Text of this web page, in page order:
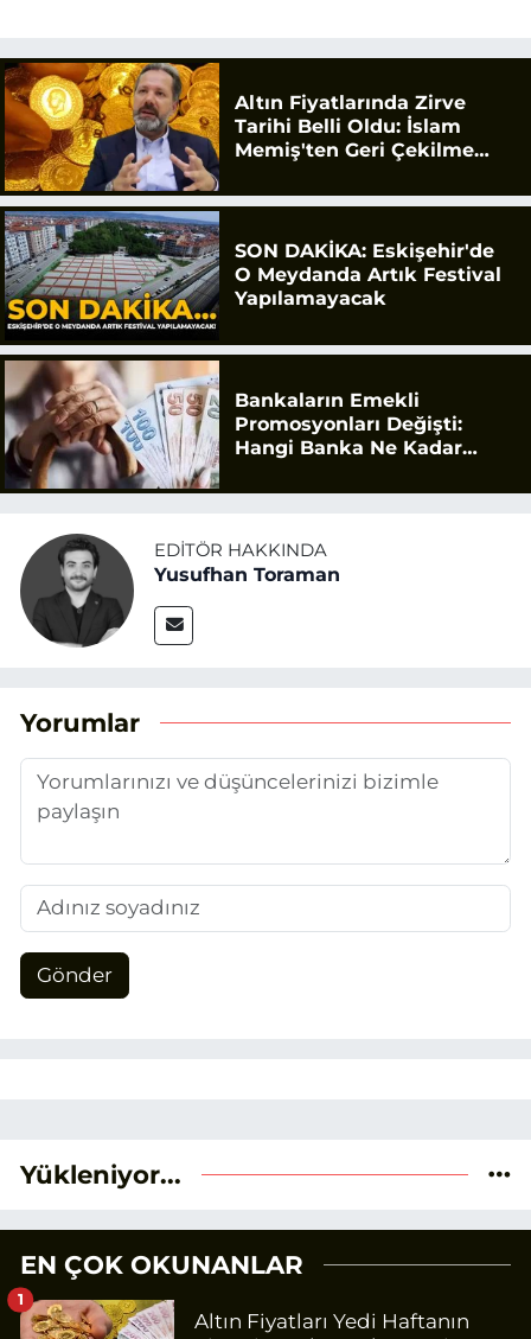
Altın Fiyatlarında Zirve
Tarihi Belli Oldu: İslam
Memiş'ten Geri Çekilme
SON DAKİKA: Eskişehir'de
O Meydanda Artık Festival
Yapılamayacak
Bankaların Emekli
Promosyonları Değişti:
Hangi Banka Ne Kadar
EDITÖR HAKKINDA
Yusufhan Toraman
Yorumlar
Gönder
Yükleniyor...
EN ÇOK OKUNANLAR
Altın Fiyatları Yedi Haftanın
1